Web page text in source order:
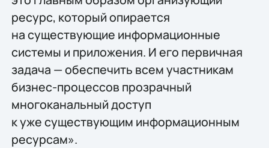
ресурс, который опирается
на существующие информационные
системы и приложения. И его первичная
задача — обеспечить всем участникам
бизнес-процессов прозрачный
многоканальный доступ
к уже существующим информационным
ресурсам».